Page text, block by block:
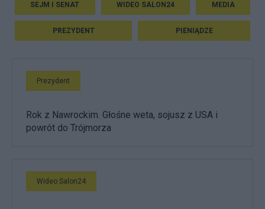
SEJM I SENAT WIDEO SALON24 MEDIA
PREZYDENT PIENIĄDZE
Prezydent
Rok z Nawrockim. Głośne weta, sojusz z USA i
powrót do Trójmorza
Wideo Salon24